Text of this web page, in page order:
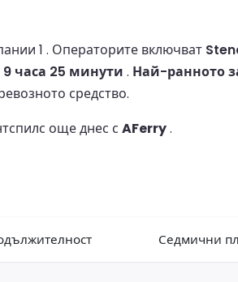
1 . Операторите включват
9 часа 25 минути . Най-ранното
средство.
още днес с AFerry.
Седмични